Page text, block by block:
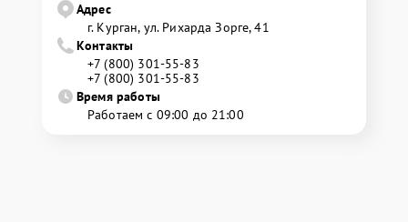
Адрес
г. Курган, ул. Рихарда Зорге, 41
Контакты
+7 (800) 301-55-83
+7 (800) 301-55-83
Время работы
Работаем с 09:00 до 21:00